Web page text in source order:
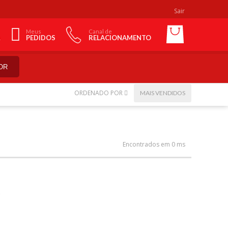
Sair
Meus
PEDIDOS
Canal de
RELACIONAMENTO
ORDENADO POR MAIS VENDIDOS
Encontrados em 0 ms